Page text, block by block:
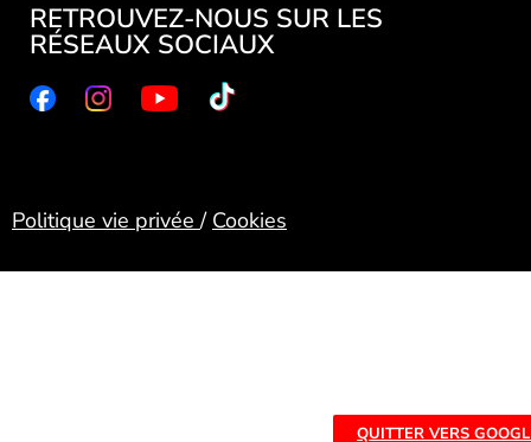
RETROUVEZ-NOUS SUR LES
RÉSEAUX SOCIAUX
Politique vie privée/ Cookies
QUITTER VERS